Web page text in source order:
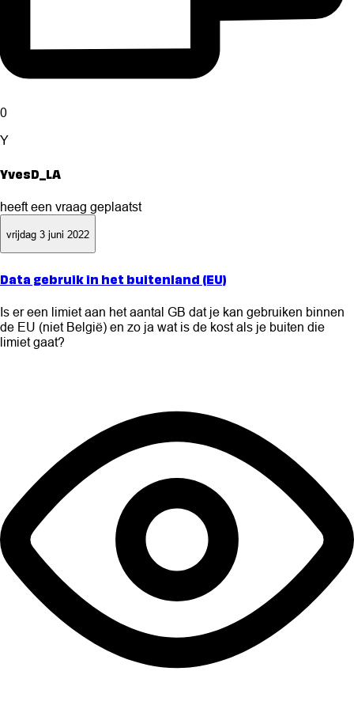
0
Y
YvesD_LA
heeft een vraag geplaatst
vrijdag 3 juni 2022
Data gebruik in het buitenland (EU)
Is er een limiet aan het aantal GB dat je kan gebruiken binnen
de EU (niet België) en zo ja wat is de kost als je buiten die
limiet gaat?